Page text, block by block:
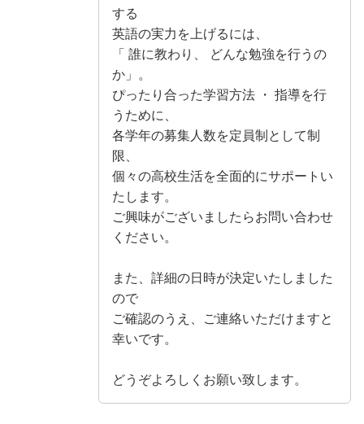
する
英語の実力を上げるには、
「 誰に教わり、 どんな勉強を行うの
か」。
ぴったり合った学習方法 ・ 指導を行
うために、
各学年の募集人数を定員制として制
限、
個々の高校生活を全面的にサポートい
たします。
ご興味がございましたらお問い合わせ
ください。
また、詳細の日時が決定いたしました
ので
ご確認のうえ、ご連絡いただけますと
幸いです。
どうぞよろしくお願い致します。